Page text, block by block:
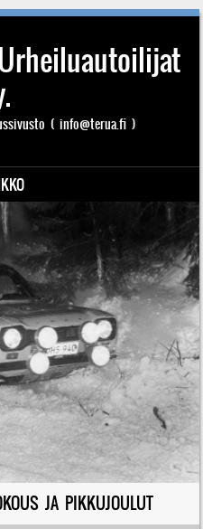
( info@terua.fi )
JA PIKKUJOULUT